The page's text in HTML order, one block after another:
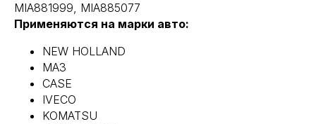
MIA881999, MIA885077
Применяются на марки авто:
NEW HOLLAND
МАЗ
CASE
IVECO
KOMATSU